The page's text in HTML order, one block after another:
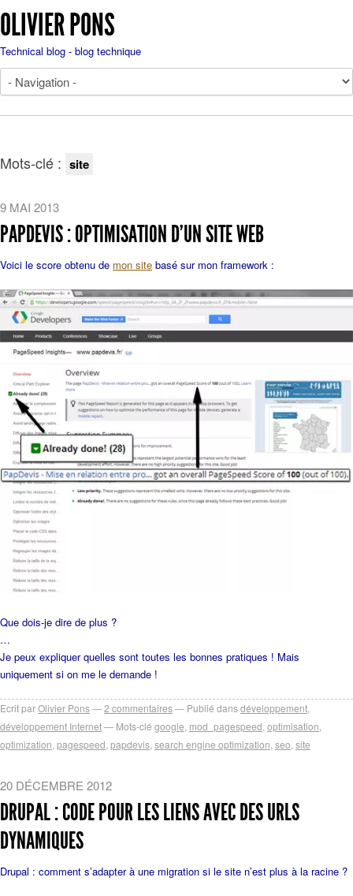
OLIVIER PONS
Technical blog - blog technique
Mots-clé : site
9 MAI 2013
PAPDEVIS : OPTIMISATION D’UN SITE WEB
Voici le score obtenu de mon site basé sur mon framework :
Que dois-je dire de plus ?
…
Je peux expliquer quelles sont toutes les bonnes pratiques ! Mais
uniquement si on me le demande !
Ecrit parOlivier Pons 2 commentaires Publié dansdéveloppement
développement Internet
Mots-clé google mod_pagespeed optimisation
optimization pagespeed papdevis search engine optimization seo site
20 DÉCEMBRE 2012
DRUPAL : CODE POUR LES LIENS AVEC DES URLS
DYNAMIQUES
Drupal : comment s’adapter à une migration si le site n’est plus à la racine ?